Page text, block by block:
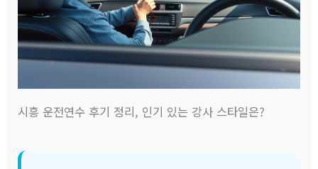
시흥 운전연수 후기 정리, 인기 있는 강사 스타일은?